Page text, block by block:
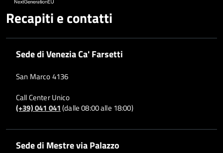
Recapiti e contatti
Sede di Venezia Ca' Farsetti
San Marco 4136
Call Center Unico
(+39) 041 041(dalle 08:00 alle 18:00)
Sede di Mestre via Palazzo